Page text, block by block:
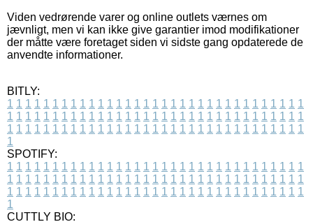
Viden vedrørende varer og online outlets værnes om
jævnligt, men vi kan ikke give garantier imod modifikationer
der måtte være foretaget siden vi sidste gang opdaterede de
anvendte informationer.
BITLY:
1 1 1 1 1 1 1 1 1 1 1 1 1 1 1 1 1 1 1 1 1 1 1 1 1 1 1 1 1 1 1 1 1
1 1 1 1 1 1 1 1 1 1 1 1 1 1 1 1 1 1 1 1 1 1 1 1 1 1 1 1 1 1 1 1 1
1 1 1 1 1 1 1 1 1 1 1 1 1 1 1 1 1 1 1 1 1 1 1 1 1 1 1 1 1 1 1 1 1
1
SPOTIFY:
1 1 1 1 1 1 1 1 1 1 1 1 1 1 1 1 1 1 1 1 1 1 1 1 1 1 1 1 1 1 1 1 1
1 1 1 1 1 1 1 1 1 1 1 1 1 1 1 1 1 1 1 1 1 1 1 1 1 1 1 1 1 1 1 1 1
1 1 1 1 1 1 1 1 1 1 1 1 1 1 1 1 1 1 1 1 1 1 1 1 1 1 1 1 1 1 1 1 1
1
CUTTLY BIO: